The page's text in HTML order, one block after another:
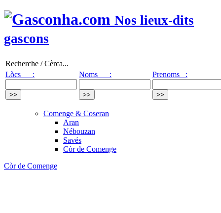
Nos lieux-dits
gascons
Recherche / Cèrca...
Lòcs :
Noms : Prenoms :
Comenge & Coseran
Aran
Nébouzan
Savés
Còr de Comenge
Còr de Comenge